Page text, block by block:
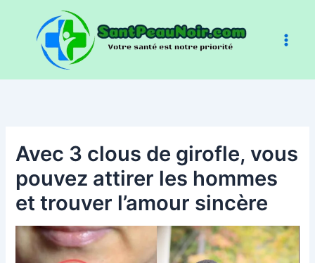
contenu
Avec 3 clous de girofle, vous
pouvez attirer les hommes
et trouver l’amour sincère